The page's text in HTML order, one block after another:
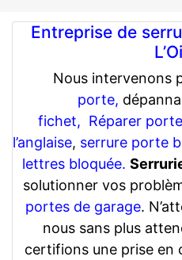
Entreprise de
Nous intervenons
porte,
fichet, Réparer
l’anglaise, serrure porte
lettres bloquée.
solutionner vos
portes de garage.
nous sans plus
certifions une prise en